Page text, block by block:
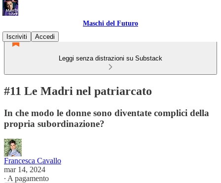
Maschi del Futuro
Iscriviti
Accedi
Leggi senza distrazioni su Substack
#11 Le Madri nel patriarcato
In che modo le donne sono diventate complici della
propria subordinazione?
Francesca Cavallo
mar 14, 2024
∙ A pagamento